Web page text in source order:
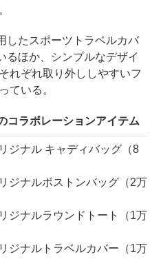
たスポーツトラベルカバ
るほか、シンプルなデザイ
れぞれ取り外ししやすいフ
ている。
コラボレーションアイテム
ジナル キャディバッグ（8
ジナルボストンバッグ（2万
ジナルラウンドトート（1万
ジナルトラベルカバー（1万